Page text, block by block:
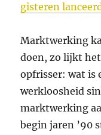
gisteren
Marktwerking
doen, zo lijkt
opfrisser: wat is
werkloosheid
marktwerking
begin jaren ’90